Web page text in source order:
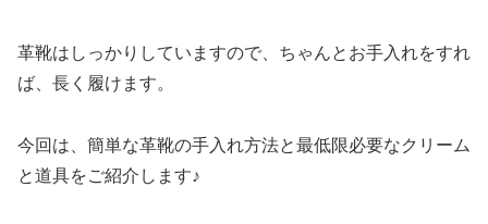
革靴はしっかりしていますので、ちゃんとお手入れをすれ
ば、長く履けます。
今回は、簡単な革靴の手入れ方法と最低限必要なクリーム
と道具をご紹介します♪